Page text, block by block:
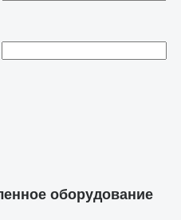
оборудование